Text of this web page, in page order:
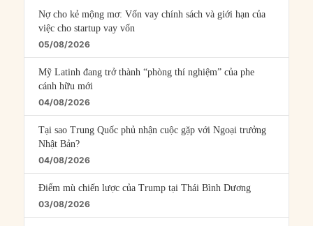
Nợ cho kẻ mộng mơ: Vốn vay chính sách và giới hạn của
việc cho startup vay vốn
05/08/2026
Mỹ Latinh đang trở thành “phòng thí nghiệm” của phe
cánh hữu mới
04/08/2026
Tại sao Trung Quốc phủ nhận cuộc gặp với Ngoại trưởng
Nhật Bản?
04/08/2026
Điểm mù chiến lược của Trump tại Thái Bình Dương
03/08/2026